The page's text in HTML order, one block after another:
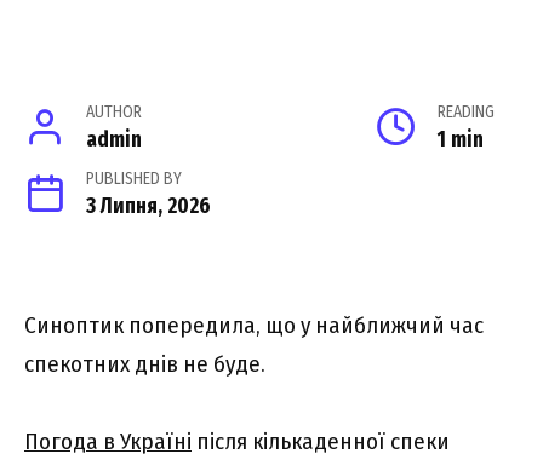
AUTHOR
admin
READING
1 min
PUBLISHED BY
3 Липня, 2026
Синоптик попередила, що у найближчий час
спекотних днів не буде.
Погода в Україні після кількаденної спеки